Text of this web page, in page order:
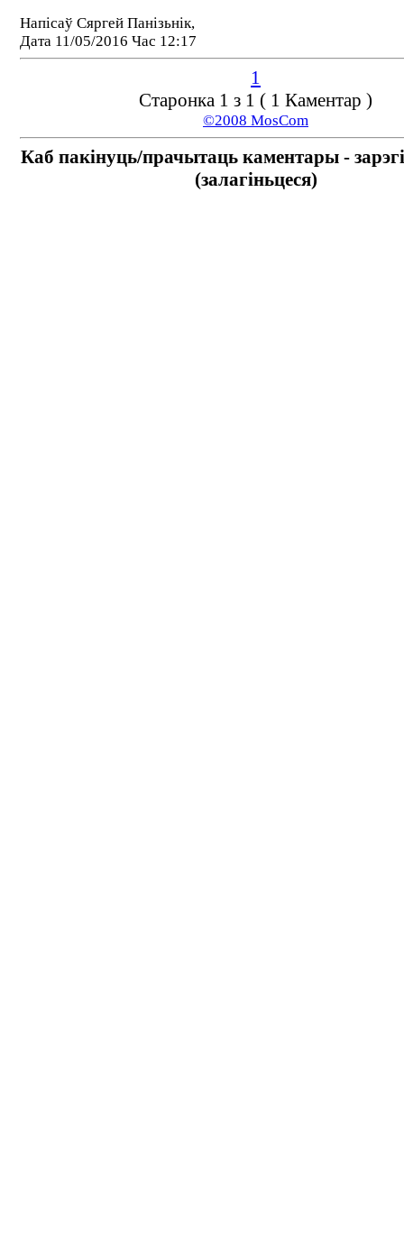
Напісаў Сяргей Панізьнік,
Дата 11/05/2016 Час 12:17
1
Старонка 1 з 1 ( 1 Каментар )
©2008 MosCom
Каб пакінуць/прачытаць каментары -
(залагіньцеся)